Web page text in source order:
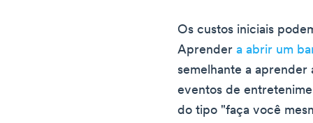
Os custos iniciais
Aprendera abrir um
semelhante a
eventos de
do tipo "faça você